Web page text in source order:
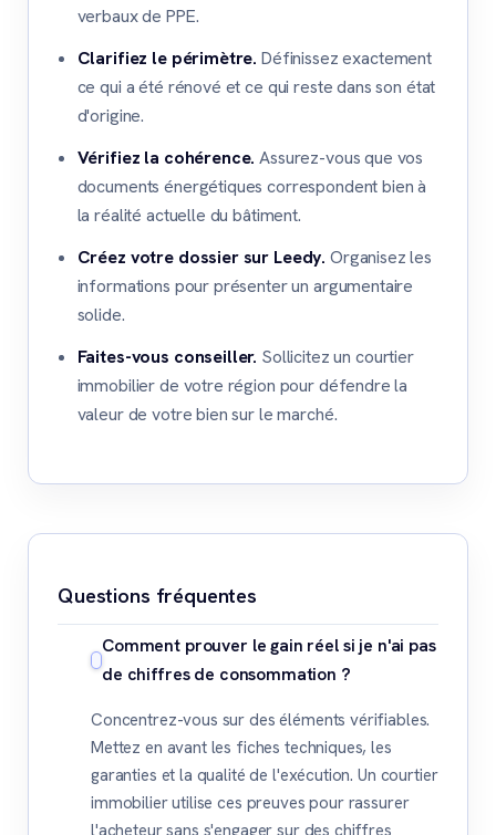
verbaux de PPE.
Clarifiez le périmètre. Définissez exactement
ce qui a été rénové et ce qui reste dans son état
d'origine.
Vérifiez la cohérence. Assurez-vous que vos
documents énergétiques correspondent bien à
la réalité actuelle du bâtiment.
Créez votre dossier sur Leedy. Organisez les
informations pour présenter un argumentaire
solide.
Faites-vous conseiller. Sollicitez un courtier
immobilier de votre région pour défendre la
valeur de votre bien sur le marché.
Questions fréquentes
Comment prouver le gain réel si je n'ai pas
de chiffres de consommation ?
Concentrez-vous sur des éléments vérifiables.
Mettez en avant les fiches techniques, les
garanties et la qualité de l'exécution. Un courtier
immobilier utilise ces preuves pour rassurer
l'acheteur sans s'engager sur des chiffres